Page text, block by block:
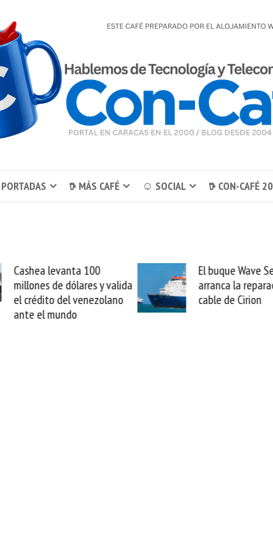
𖠚 MÁS CAFÉ ☺ SOCIAL 𖠚 CON-CAFÉ
El buque Wave Sentinel
arranca la reparación del
cable de Cirion
Uber se lleva
sabemos todo lo
mejorar
esta movida